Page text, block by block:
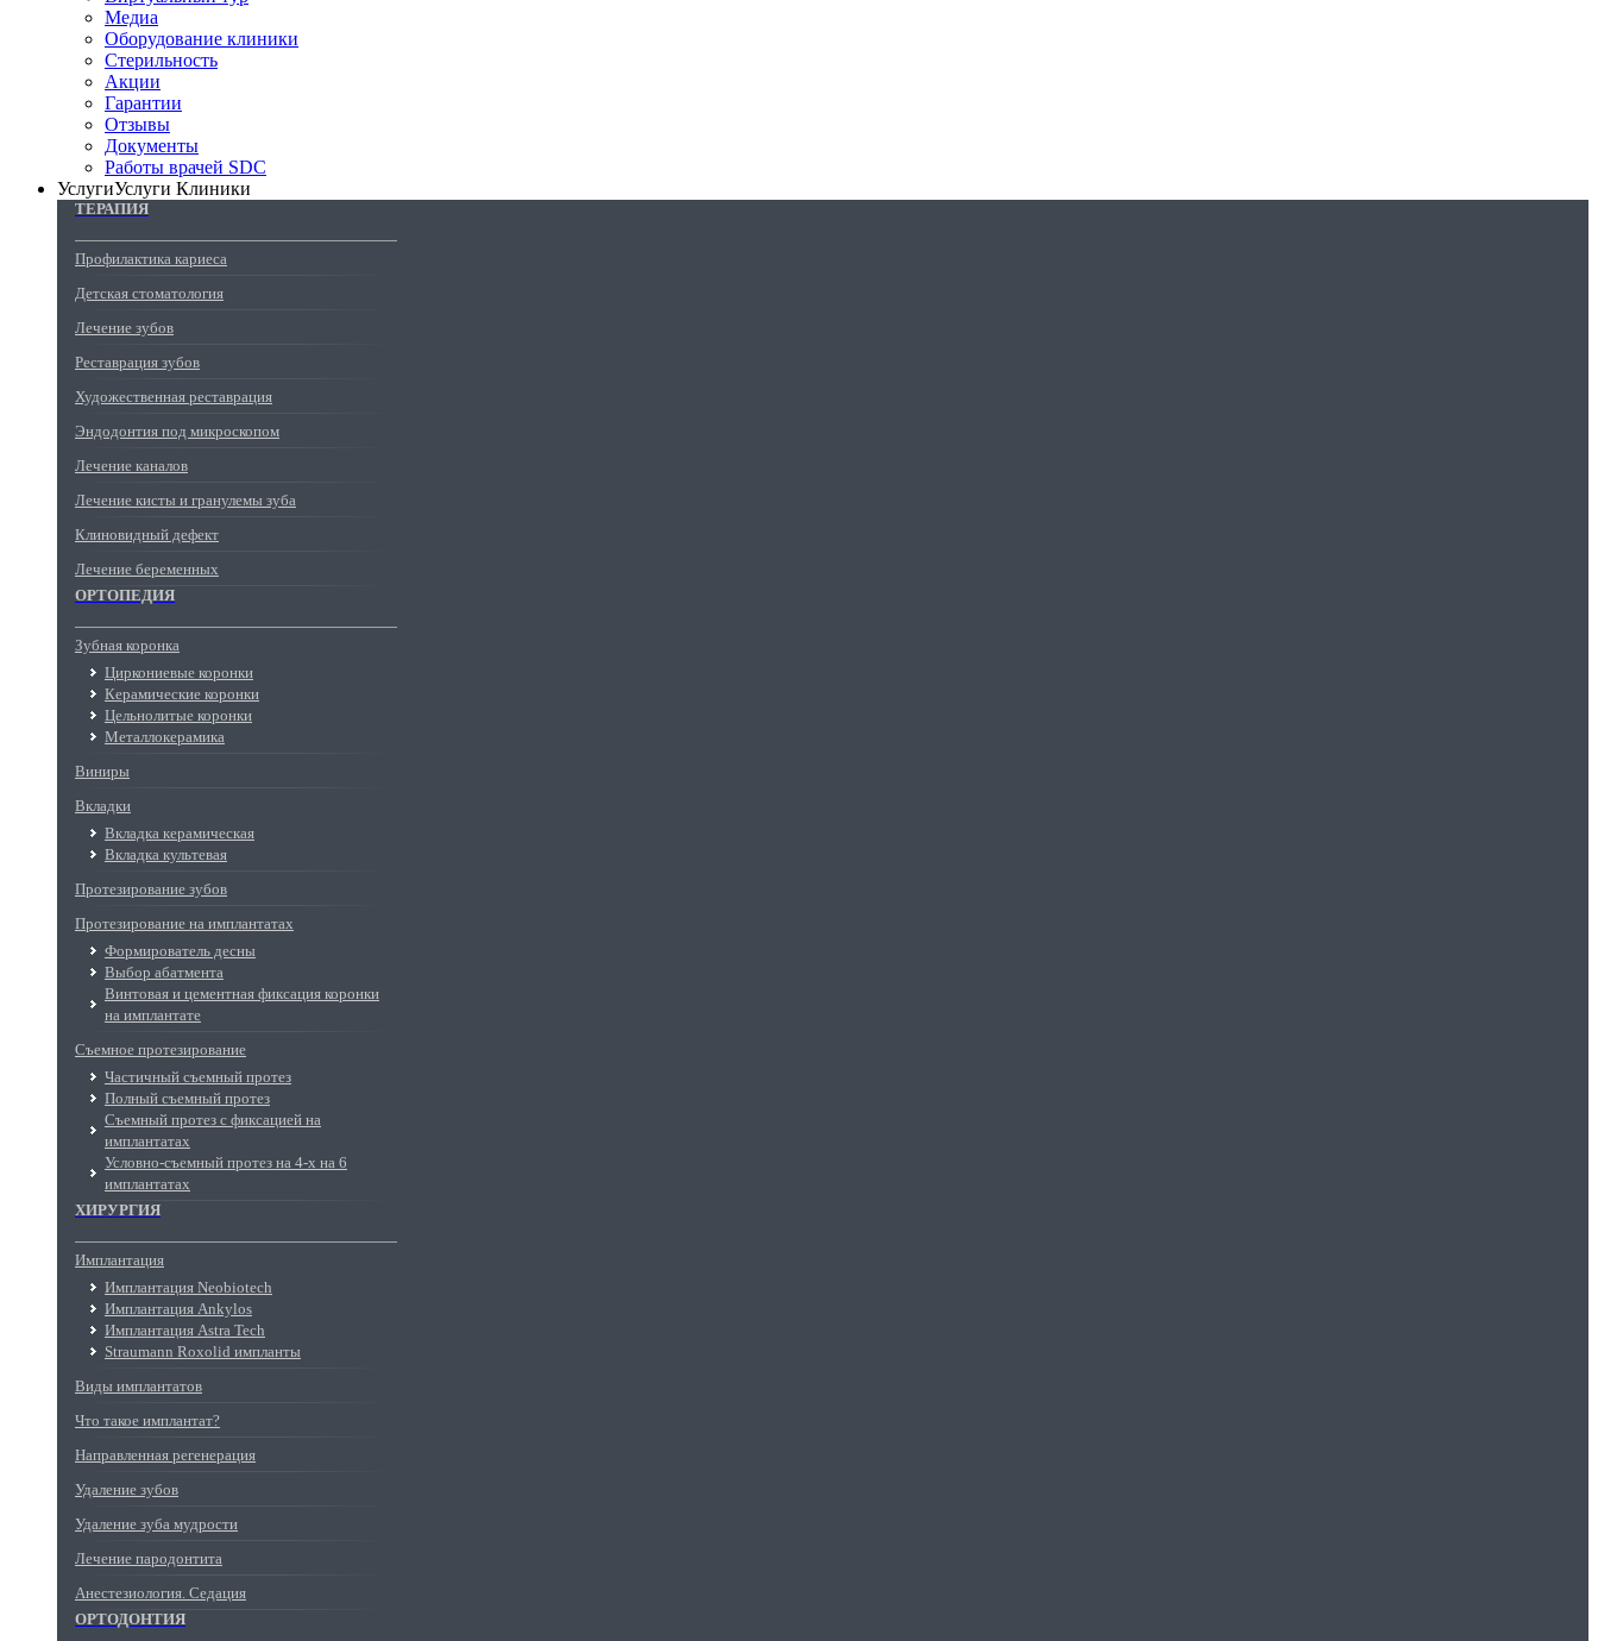
Медиа
Оборудование клиники
Стерильность
Акции
Гарантии
Отзывы
Документы
Работы врачей SDC
УслугиУслуги Клиники
ТЕРАПИЯ
Профилактика кариеса
Детская стоматология
Лечение зубов
Реставрация зубов
Художественная реставрация
Эндодонтия под микроскопом
Лечение каналов
Лечение кисты и гранулемы зуба
Клиновидный дефект
Лечение беременных
ОРТОПЕДИЯ
Зубная коронка
Циркониевые коронки
Керамические коронки
Цельнолитые коронки
Металлокерамика
Виниры
Вкладки
Вкладка керамическая
Вкладка культевая
Протезирование зубов
Протезирование на имплантатах
Формирователь десны
Выбор абатмента
Винтовая и цементная фиксация коронки
на имплантате
Съемное протезирование
Частичный съемный протез
Полный съемный протез
Съемный протез с фиксацией на
имплантатах
Условно-съемный протез на 4-х на 6
имплантатах
ХИРУРГИЯ
Имплантация
Имплантация Neobiotech
Имплантация Ankylos
Имплантация Astra Tech
Straumann Roxolid импланты
Виды имплантатов
Что такое имплантат?
Направленная регенерация
Удаление зубов
Удаление зуба мудрости
Лечение пародонтита
Анестезиология. Седация
ОРТОДОНТИЯ